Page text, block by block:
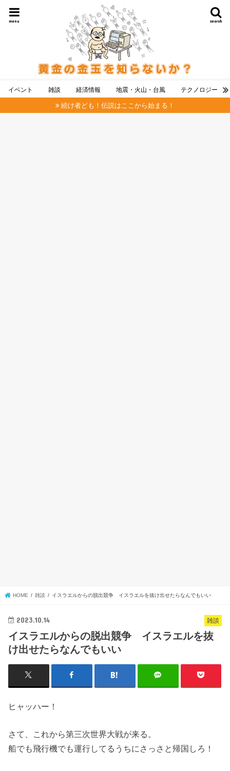
search
menu
イベント 雑談 経済情報 地震・火山・台風 テクノロジー
続け者ども！伝説はここから始まる！
HOME 雑談 イスラエルからの脱出競争 イスラエルを抜け出せたらなんでもいい
雑談
2023.10.14
イスラエルからの脱出競争 イスラエルを抜
け出せたらなんでもいい
ヒャッハー！
さて、これから第三次世界大戦が来る。
船でも飛行機でも運行してるうちにさっさと帰国しろ！